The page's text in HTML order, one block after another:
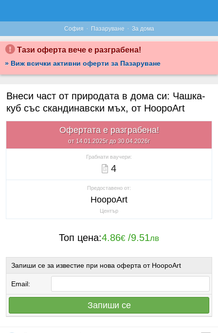
София · Пазаруване · За дома
Тази оферта вече е разграбена!
» Виж всички активни оферти за Пазаруване
Внеси част от природата в дома си: Чашка-
куб със скандинавски мъх, от HoopoArt
Офертата е разграбена!
от 14.01.2025г до 30.04.2026г
Грабнати ваучери:
4
Предоставено от:
HoopoArt
Център
Топ цена:4.86€ /9.51лв
Запиши се за известие при нова оферта от HoopoArt
Email:
Запиши се